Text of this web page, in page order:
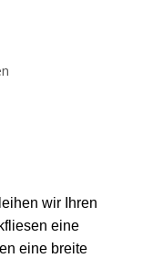
wir Ihren
eine
eine breite